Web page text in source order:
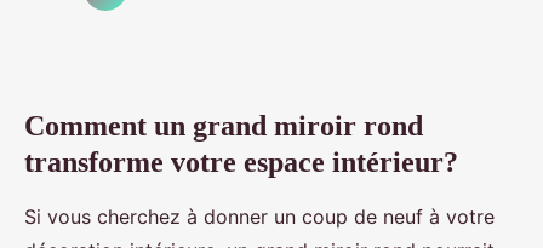
Comment un grand miroir rond
transforme votre espace intérieur?
Si vous cherchez à donner un coup de neuf à votre